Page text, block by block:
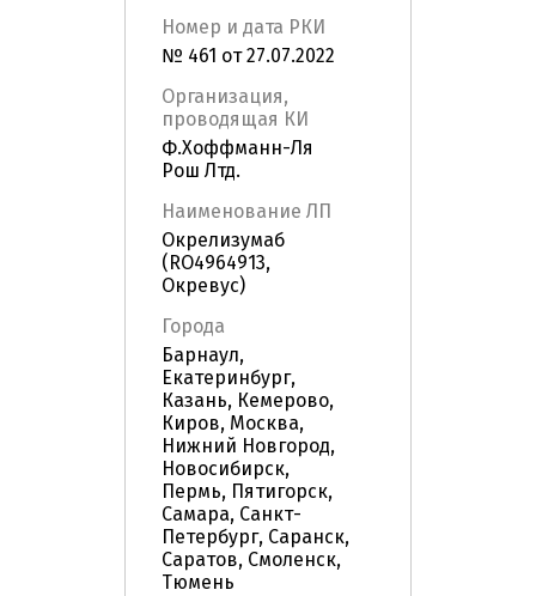
Номер и дата РКИ
№ 461 от 27.07.2022
Организация,
проводящая КИ
Ф.Хоффманн-Ля
Рош Лтд.
Наименование ЛП
Окрелизумаб
(RO4964913,
Окревус)
Города
Барнаул,
Екатеринбург,
Казань, Кемерово,
Киров, Москва,
Нижний Новгород,
Новосибирск,
Пермь, Пятигорск,
Самара, Санкт-
Петербург, Саранск,
Саратов, Смоленск,
Тюмень